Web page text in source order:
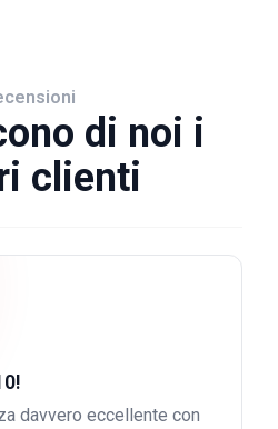
di noi i
clienti
davvero eccellente con